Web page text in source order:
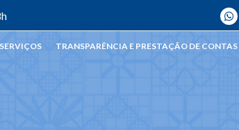
TRANSPARÊNCIA E PRESTAÇÃO DE CONTAS